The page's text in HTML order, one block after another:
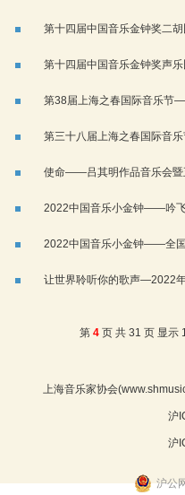
第十四届中国音乐金钟奖二
第十四届中国音乐金钟奖声
第38届上海之春国际音乐节
第三十八届上海之春国际音
使命——吕其明作品音乐会暨
2022中国音乐小金钟——吟飞
2022中国音乐小金钟——全
让世界聆听你的歌声—2022
第 4 页 共 31 页 显示
上海音乐家协会
沪
沪
沪公